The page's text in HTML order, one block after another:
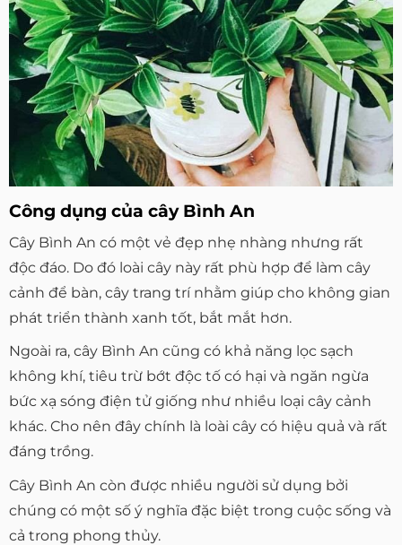
Công dụng của cây Bình An
Cây Bình An có một vẻ đẹp nhẹ nhàng nhưng rất
độc đáo. Do đó loài cây này rất phù hợp để làm cây
cảnh để bàn, cây trang trí nhằm giúp cho không gian
phát triển thành xanh tốt, bắt mắt hơn.
Ngoài ra, cây Bình An cũng có khả năng lọc sạch
không khí, tiêu trừ bớt độc tố có hại và ngăn ngừa
bức xạ sóng điện tử giống như nhiều loại cây cảnh
khác. Cho nên đây chính là loài cây có hiệu quả và rất
đáng trồng.
Cây Bình An còn được nhiều người sử dụng bởi
chúng có một số ý nghĩa đặc biệt trong cuộc sống và
cả trong phong thủy.